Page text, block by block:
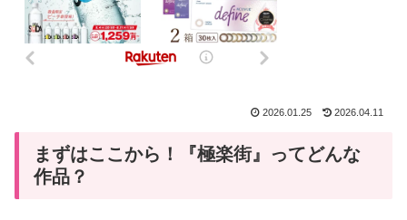
2026.01.25 2026.04.11
まずはここから！『極楽街』ってどんな
作品？